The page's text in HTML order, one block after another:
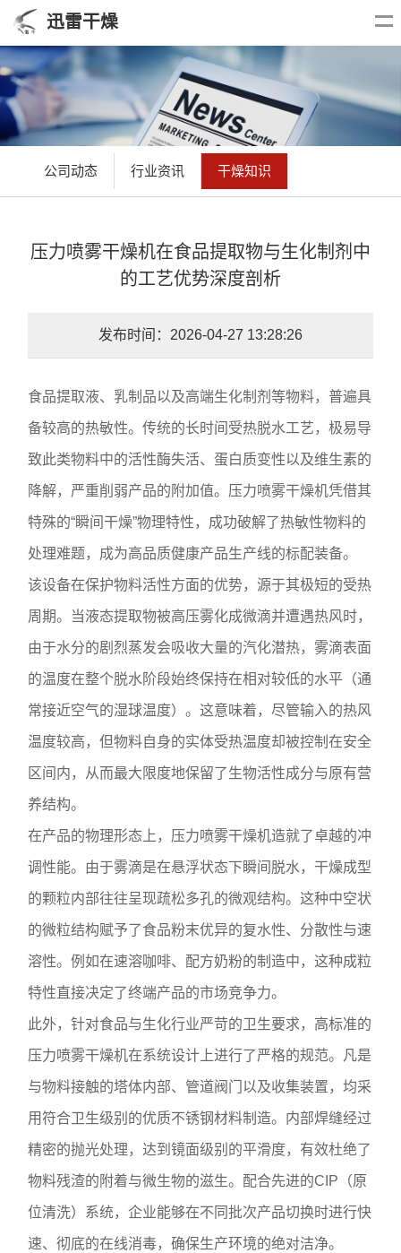
迅雷干燥
公司动态 行业资讯 干燥知识
压力喷雾干燥机在食品提取物与生化制剂中
的工艺优势深度剖析
发布时间：2026-04-27 13:28:26
食品提取液、乳制品以及高端生化制剂等物料，普遍具
备较高的热敏性。传统的长时间受热脱水工艺，极易导
致此类物料中的活性酶失活、蛋白质变性以及维生素的
降解，严重削弱产品的附加值。压力喷雾干燥机凭借其
特殊的“瞬间干燥”物理特性，成功破解了热敏性物料的
处理难题，成为高品质健康产品生产线的标配装备。
该设备在保护物料活性方面的优势，源于其极短的受热
周期。当液态提取物被高压雾化成微滴并遭遇热风时，
由于水分的剧烈蒸发会吸收大量的汽化潜热，雾滴表面
的温度在整个脱水阶段始终保持在相对较低的水平（通
常接近空气的湿球温度）。这意味着，尽管输入的热风
温度较高，但物料自身的实体受热温度却被控制在安全
区间内，从而最大限度地保留了生物活性成分与原有营
养结构。
在产品的物理形态上，压力喷雾干燥机造就了卓越的冲
调性能。由于雾滴是在悬浮状态下瞬间脱水，干燥成型
的颗粒内部往往呈现疏松多孔的微观结构。这种中空状
的微粒结构赋予了食品粉末优异的复水性、分散性与速
溶性。例如在速溶咖啡、配方奶粉的制造中，这种成粒
特性直接决定了终端产品的市场竞争力。
此外，针对食品与生化行业严苛的卫生要求，高标准的
压力喷雾干燥机在系统设计上进行了严格的规范。凡是
与物料接触的塔体内部、管道阀门以及收集装置，均采
用符合卫生级别的优质不锈钢材料制造。内部焊缝经过
精密的抛光处理，达到镜面级别的平滑度，有效杜绝了
物料残渣的附着与微生物的滋生。配合先进的CIP（原
位清洗）系统，企业能够在不同批次产品切换时进行快
速、彻底的在线消毒，确保生产环境的绝对洁净。